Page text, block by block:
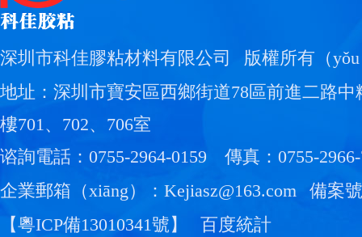
深圳市科佳膠粘材料有限公司
版權所有（
地址：深圳市寶安區西鄉街道78區前進二路中
樓701、702、706室
谘詢電話：0755-2964-0159
傳真：0755-
企業郵箱（xiāng）：Kejiasz@163.com
備案
【粵ICP備13010341號 】 百度統計